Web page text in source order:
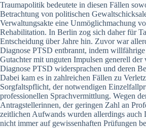
Traumapolitik bedeutete in diesen Fällen
Betrachtung von politischen
Verwaltungsakte eine Unmöglichmachung
Rehabilitation. In Berlin zog sich daher für
Entscheidung über Jahre hin. Zuvor war
Diagnose PTSD entbrannt, indem
Gutachter mit unguten Impulsen generell der
Diagnose PTSD widersprachen und deren
Dabei kam es in zahlreichen Fällen zu
Sorgfaltspflicht, der notwendigen
professionellen Sprachvermittlung. Wegen
Antragstellerinnen, der geringen Zahl an
zeitlichen Aufwands wurden allerdings auch
nicht immer auf gewissenhaften Prüfungen